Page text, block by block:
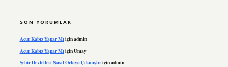
SON YORUMLAR
Acur Kabız Yapar Mıiçinadmin
Acur Kabız Yapar Mı içinUmay
Şehir Devletleri Nasıl Ortaya Çıkmıştıriçinadmin